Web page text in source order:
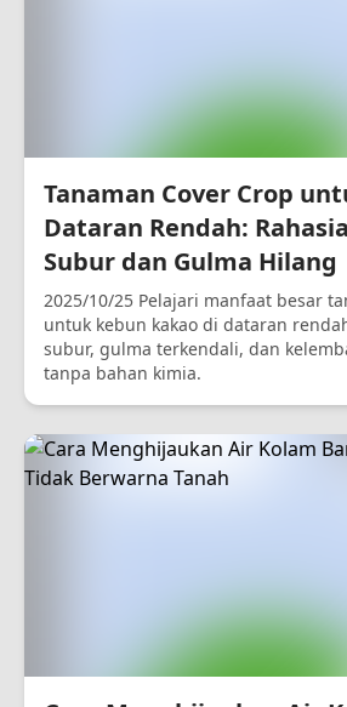
Tanaman Cover Crop
Dataran Rendah:
Subur dan Gulma Hilang
2025/10/25 Pelajari manfaat besar
untuk kebun kakao di dataran
subur, gulma terkendali, dan
tanpa bahan kimia.